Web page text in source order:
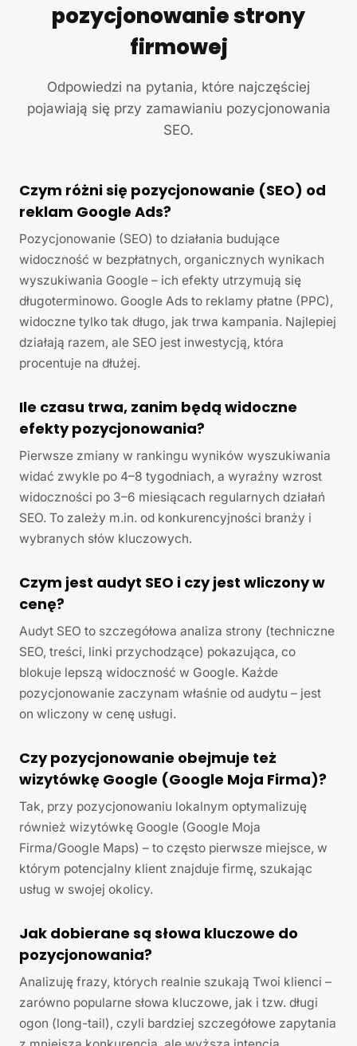
pozycjonowanie strony
firmowej
Odpowiedzi na pytania, które najczęściej
pojawiają się przy zamawianiu pozycjonowania
SEO.
Czym różni się pozycjonowanie (SEO) od
reklam Google Ads?
Pozycjonowanie (SEO) to działania budujące
widoczność w bezpłatnych, organicznych wynikach
wyszukiwania Google – ich efekty utrzymują się
długoterminowo. Google Ads to reklamy płatne (PPC),
widoczne tylko tak długo, jak trwa kampania. Najlepiej
działają razem, ale SEO jest inwestycją, która
procentuje na dłużej.
Ile czasu trwa, zanim będą widoczne
efekty pozycjonowania?
Pierwsze zmiany w rankingu wyników wyszukiwania
widać zwykle po 4–8 tygodniach, a wyraźny wzrost
widoczności po 3–6 miesiącach regularnych działań
SEO. To zależy m.in. od konkurencyjności branży i
wybranych słów kluczowych.
Czym jest audyt SEO i czy jest wliczony w
cenę?
Audyt SEO to szczegółowa analiza strony (techniczne
SEO, treści, linki przychodzące) pokazująca, co
blokuje lepszą widoczność w Google. Każde
pozycjonowanie zaczynam właśnie od audytu – jest
on wliczony w cenę usługi.
Czy pozycjonowanie obejmuje też
wizytówkę Google (Google Moja Firma)?
Tak, przy pozycjonowaniu lokalnym optymalizuję
również wizytówkę Google (Google Moja
Firma/Google Maps) – to często pierwsze miejsce, w
którym potencjalny klient znajduje firmę, szukając
usług w swojej okolicy.
Jak dobierane są słowa kluczowe do
pozycjonowania?
Analizuję frazy, których realnie szukają Twoi klienci –
zarówno popularne słowa kluczowe, jak i tzw. długi
ogon (long-tail), czyli bardziej szczegółowe zapytania